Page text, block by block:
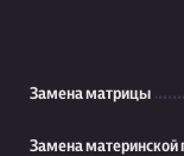
Замена матрицы
Замена материнской